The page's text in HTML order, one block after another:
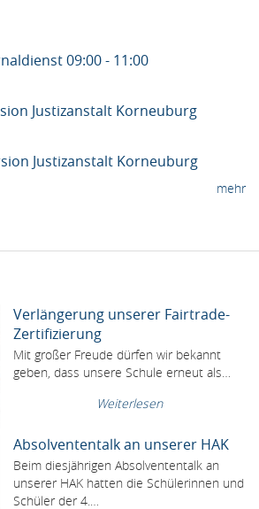
09:00 - 11:00
Justizanstalt Korneuburg
Justizanstalt Korneuburg
mehr
Verlängerung unserer Fairtrade-
Zertifizierung
Mit großer Freude dürfen wir bekannt
geben, dass unsere Schule erneut als…
Weiterlesen
Absolvententalk an unserer HAK
Beim diesjährigen Absolvententalk an
unserer HAK hatten die Schülerinnen und
Schüler der 4.…